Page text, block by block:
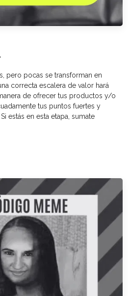
pero pocas se transforman en
correcta escalera de valor hará
de ofrecer tus productos y/o
tus puntos fuertes y
estás en esta etapa, sumate